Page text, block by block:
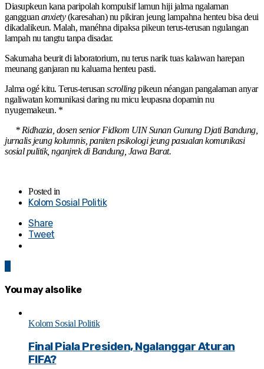
Diasupkeun kana paripolah kompulsif lamun hiji jalma ngalaman
gangguan anxiety(karesahan) nu pikiran jeung lampahna henteu bisa deui
dikadalikeun. Malah, manéhna dipaksa pikeun terus-terusan ngulangan
lampah nu tangtu tanpa disadar.
Sakumaha beurit di laboratorium, nu terus narik tuas kalawan harepan
meunang ganjaran nu kaluarna henteu pasti.
Jalma ogé kitu. Terus-terusan scrollingpikeun néangan pangalaman anyar
ngaliwatan komunikasi daring nu micu leupasna dopamin nu
nyugemakeun. *
* Ridhazia, dosen senior Fidkom UIN Sunan Gunung Djati Bandung,
jurnalis jeung kolumnis, paniten psikologi jeung pasualan komunikasi
sosial pulitik, nganjrek di Bandung, Jawa Barat.
Posted in
Kolom Sosial Politik
Share
Tweet
You may also like
Kolom Sosial Politik
Final Piala Presiden, Ngalanggar Aturan
FIFA?